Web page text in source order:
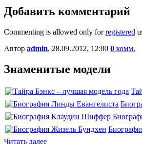
Добавить комментарий
Commenting is allowed only forregistered
Автор admin, 28.09.2012, 12:00 0 комм.
Знаменитые модели
Читать далее